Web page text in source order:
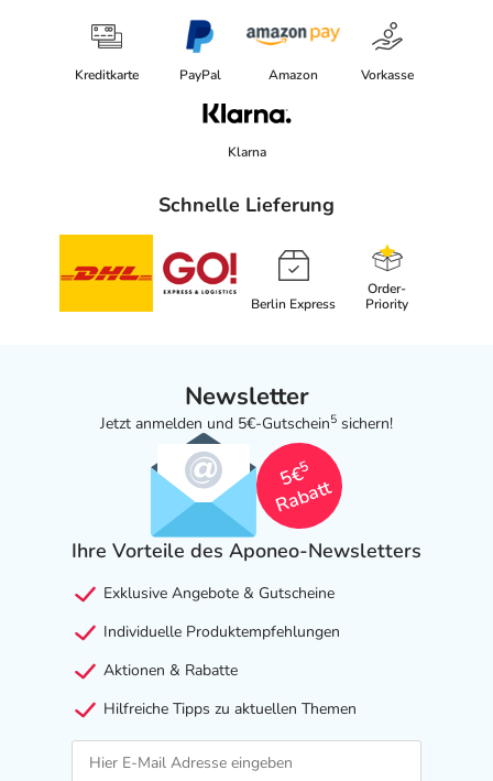
Kreditkarte PayPal Amazon Vorkasse
Klarna
Schnelle Lieferung
Berlin Express
Order-
Priority
Newsletter
Jetzt anmelden und 5€-Gutschein5 sichern!
5€
5
Rabatt
Ihre Vorteile des Aponeo-Newsletters
Exklusive Angebote & Gutscheine
Individuelle Produktempfehlungen
Aktionen & Rabatte
Hilfreiche Tipps zu aktuellen Themen